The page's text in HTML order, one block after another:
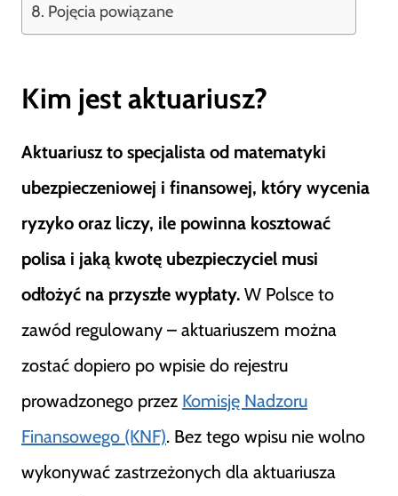
Pojęcia powiązane
Kim jest aktuariusz?
Aktuariusz to specjalista od matematyki
ubezpieczeniowej i finansowej, który wycenia
ryzyko oraz liczy, ile powinna kosztować
polisa i jaką kwotę ubezpieczyciel musi
odłożyć na przyszłe wypłaty. W Polsce to
zawód regulowany – aktuariuszem można
zostać dopiero po wpisie do rejestru
prowadzonego przez Komisję Nadzoru
Finansowego (KNF). Bez tego wpisu nie wolno
wykonywać zastrzeżonych dla aktuariusza